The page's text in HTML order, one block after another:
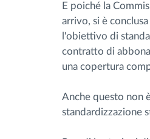
E poiché la
arrivo, si è
l'obiettivo di
contratto di
una copertura
Anche questo non
standardizzazione